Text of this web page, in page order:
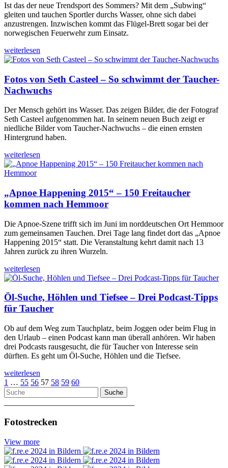
Ist das der neue Trendsport des Sommers? Mit dem „Subwing“
gleiten und tauchen Sportler durchs Wasser, ohne sich dabei
anzustrengen. Inzwischen kommt das Flügel-Brett sogar bei der
norwegischen Feuerwehr zum Einsatz.
weiterlesen
Fotos von Seth Casteel – So schwimmt der Taucher-
Nachwuchs
Der Mensch gehört ins Wasser. Das zeigen Bilder, die der Fotograf
Seth Casteel aufgenommen hat. In seinem neuen Buch zeigt er
niedliche Bilder vom Taucher-Nachwuchs – die einen ernsten
Hintergrund haben.
weiterlesen
„Apnoe Happening 2015“ – 150 Freitaucher
kommen nach Hemmoor
Die Apnoe-Szene trifft sich im Juni im norddeutschen Ort Hemmoor
zum gemeinsamen Tauchen. Drei Tage lang findet dort das „Apnoe
Happening 2015“ statt. Die Veranstaltung kehrt damit nach 13
Jahren zurück zu ihren Wurzeln.
weiterlesen
Öl-Suche, Höhlen und Tiefsee – Drei Podcast-Tipps
für Taucher
Ob auf dem Weg zum Tauchplatz, beim Joggen oder beim Flug in
den Urlaub – einen Podcast kann man überall anhören. Wir haben
drei Podcasts rausgesucht, die für Taucher von Interesse sein
dürften. Es geht um Öl-Suche, Höhlen und die Tiefsee.
weiterlesen
1 … 55 56 57 58 59 60
Suche
Fotostrecken
View more